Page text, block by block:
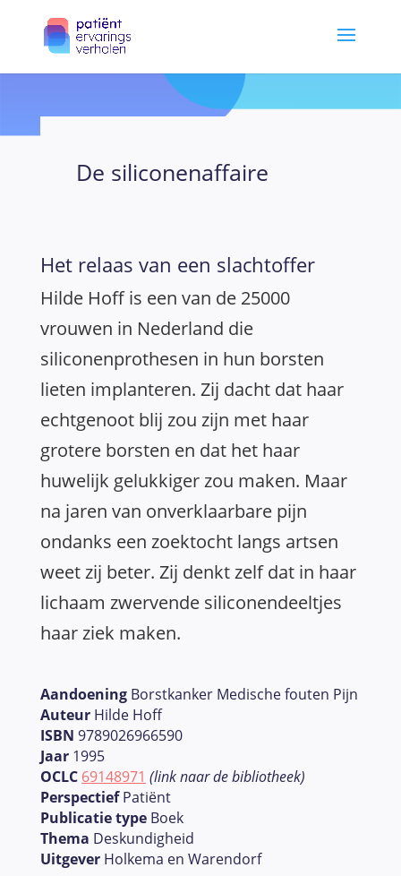
De siliconenaffaire
Het relaas van een slachtoffer
Hilde Hoff is een van de 25000
vrouwen in Nederland die
siliconenprothesen in hun borsten
lieten implanteren. Zij dacht dat haar
echtgenoot blij zou zijn met haar
grotere borsten en dat het haar
huwelijk gelukkiger zou maken. Maar
na jaren van onverklaarbare pijn
ondanks een zoektocht langs artsen
weet zij beter. Zij denkt zelf dat in haar
lichaam zwervende siliconendeeltjes
haar ziek maken.
Aandoening Borstkanker Medische fouten Pijn
Auteur Hilde Hoff
ISBN 9789026966590
Jaar 1995
OCLC 69148971 (link naar de bibliotheek)
PerspectiefPatiënt
Publicatie type Boek
Thema Deskundigheid
Uitgever Holkema en Warendorf